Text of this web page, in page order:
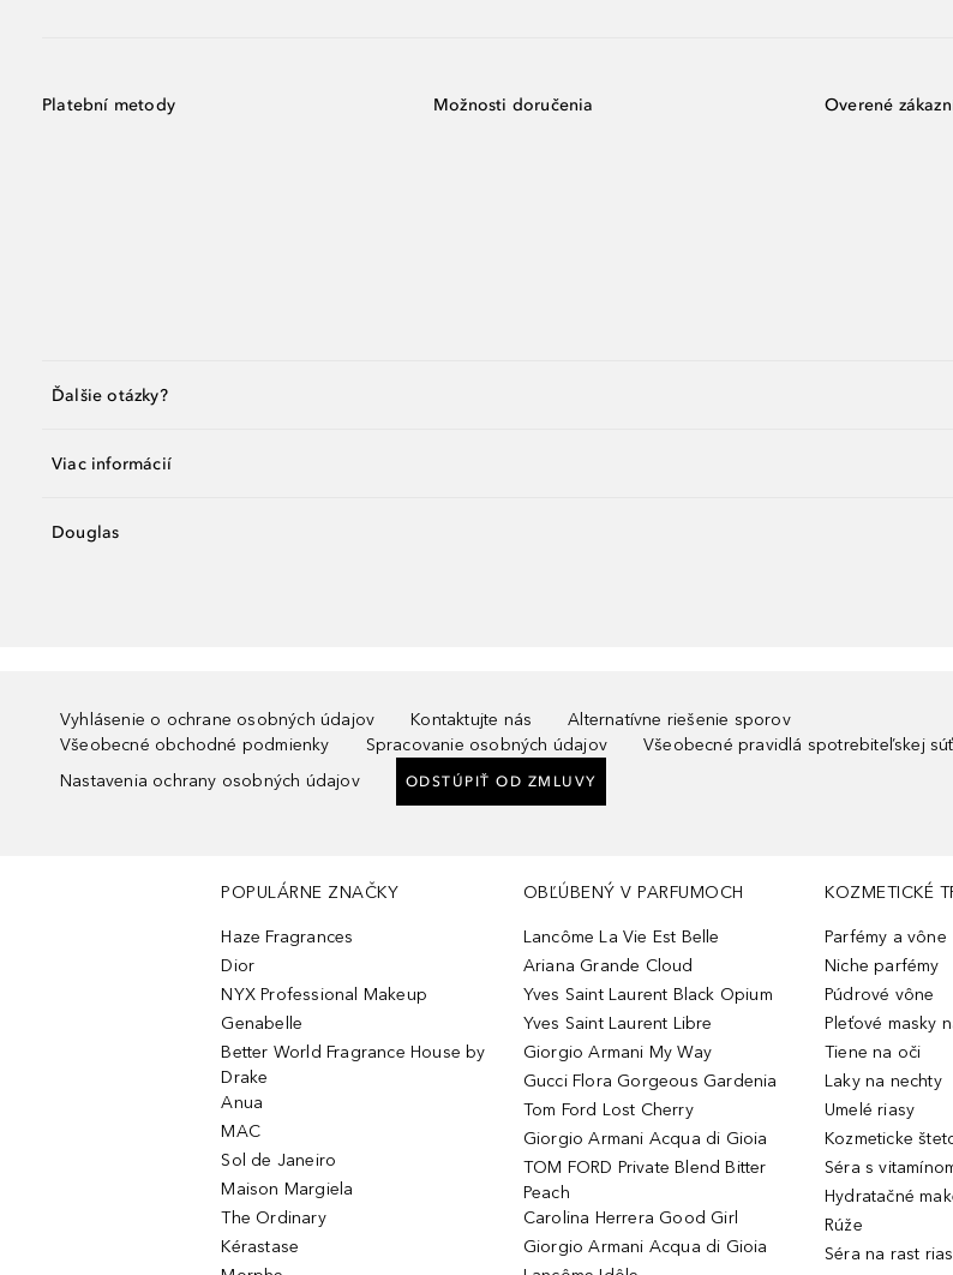
Platební metody Možnosti doručenia Overené
Ďalšie otázky?
Viac informácií
Douglas
Vyhlásenie o ochrane osobných údajov Kontaktujte nás
Alternatívne riešenie sporov
Všeobecné obchodné podmienky
Spracovanie osobných údajov
Všeobecné pravidlá spotrebiteľskej
Nastavenia ochrany osobných údajov
ODSTÚPIŤ OD ZMLUVY
POPULÁRNE ZNAČKY
Haze Fragrances
Dior
NYX Professional Makeup
Genabelle
Better World Fragrance House by
Drake
Anua
MAC
Sol de Janeiro
Maison Margiela
The Ordinary
Kérastase
OBĽÚBENÝ V PARFUMOCH
Lancôme La Vie Est Belle
Ariana Grande Cloud
Yves Saint Laurent Black Opium
Yves Saint Laurent Libre
Giorgio Armani My Way
Gucci Flora Gorgeous Gardenia
Tom Ford Lost Cherry
Giorgio Armani Acqua di Gioia
TOM FORD Private Blend Bitter
Peach
Carolina Herrera Good Girl
Giorgio Armani Acqua di Gioia
KOZMETICKÉ
Parfémy a vône
Niche parfémy
Púdrové vône
Pleťové masky
Tiene na oči
Laky na nechty
Umelé riasy
Kozmeticke
Séra s
Hydratačné
Rúže
Séra na rast rias